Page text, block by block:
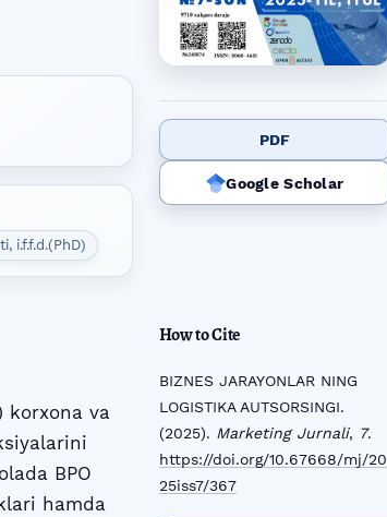
i.f.f.d.(PhD)
PDF
Google Scholar
How to Cite
BIZNES JARAYONLAR NING
LOGISTIKA AUTSORSINGI.
(2025). Marketing Jurnali, 7.
https://doi.org/10.67668/mj/20
25iss7/367
korxona va
BPO
hamda